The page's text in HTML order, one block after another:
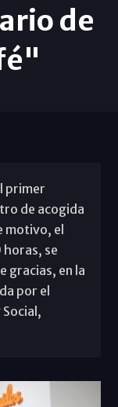
de
primer
de acogida
motivo, el
horas, se
gracias, en la
por el